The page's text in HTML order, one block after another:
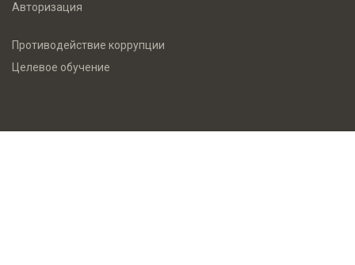
Авторизация
Противодействие коррупции
Целевое обучение